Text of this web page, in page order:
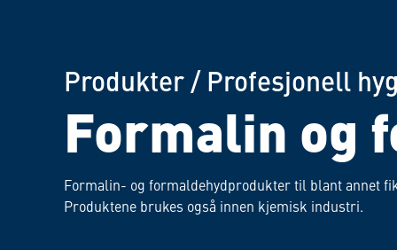
Produkter/Profesjonell
Formalin og
Formalin- og formaldehydprodukter til blant annet
Produktene brukes også innen kjemisk industri.